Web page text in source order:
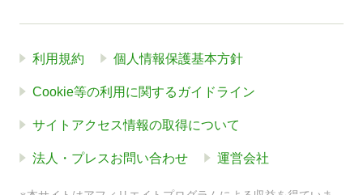
利用規約 個人情報保護基本方針
Cookie等の利用に関するガイドライン
サイトアクセス情報の取得について
法人・プレスお問い合わせ 運営会社